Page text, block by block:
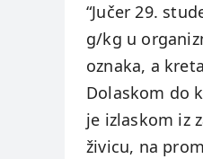
“Jučer 29.
g/kg u
oznaka, a
Dolaskom do
je izlaskom iz
živicu, na